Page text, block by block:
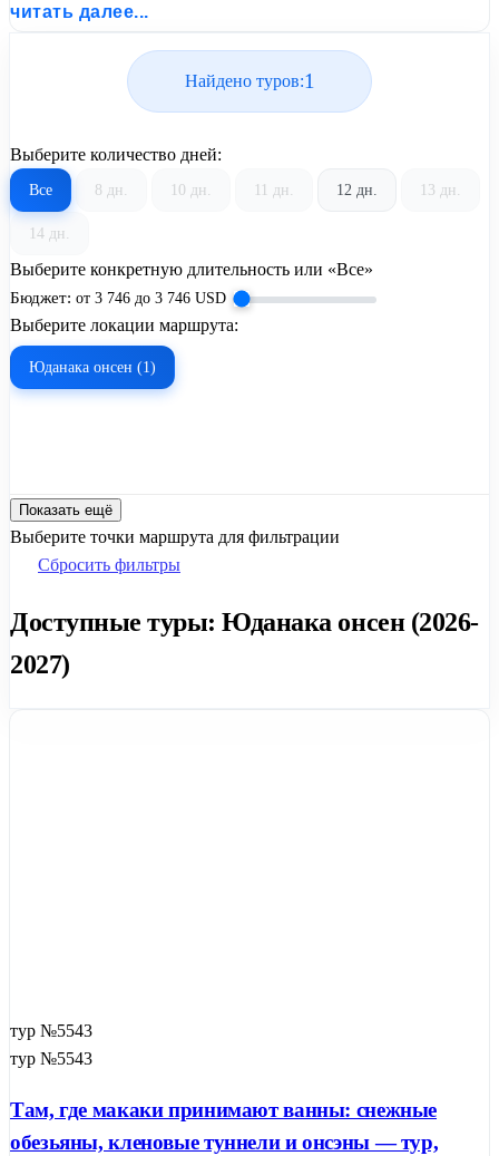
актуальным графиком заездов от United Travel Systems.
читать далее...
Найдено туров:1
Выберите количество дней:
Все 8 дн. 10 дн. 11 дн. 12 дн. 13 дн.
14 дн.
Выберите конкретную длительность или «Все»
Бюджет: от 3 746 до 3 746 USD
Выберите локации маршрута:
Юданака онсен (1)
Показать ещё
Выберите точки маршрута для фильтрации
Сбросить фильтры
Доступные туры: Юданака онсен (2026-
2027)
тур №5543
тур №5543
Там, где макаки принимают ванны: снежные
обезьяны, кленовые туннели и онсэны — тур,